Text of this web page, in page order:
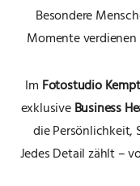
Besondere
Momente
Im Fotostudio
exklusiveBusiness
die Persönlichkeit,
Jedes Detail zählt –